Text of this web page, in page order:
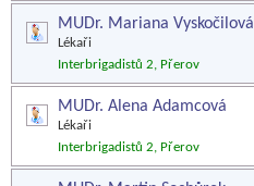
MUDr. Mariana Vyskočilová
Lékaři
Interbrigadistů 2, Přerov
MUDr. Alena Adamcová
Lékaři
Interbrigadistů 2, Přerov